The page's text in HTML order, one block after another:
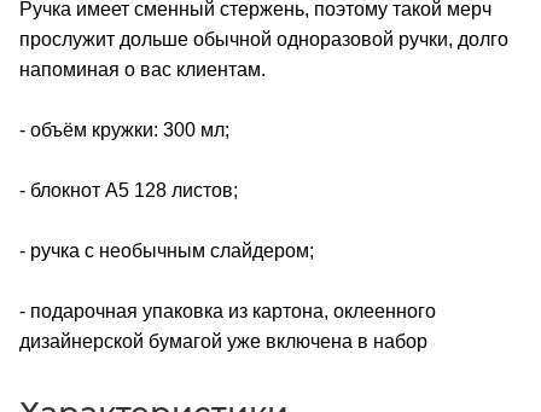
Ручка имеет сменный стержень, поэтому такой мерч
прослужит дольше обычной одноразовой ручки, долго
напоминая о вас клиентам.
- объём кружки: 300 мл;
- блокнот А5 128 листов;
- ручка с необычным слайдером;
- подарочная упаковка из картона, оклеенного
дизайнерской бумагой уже включена в набор